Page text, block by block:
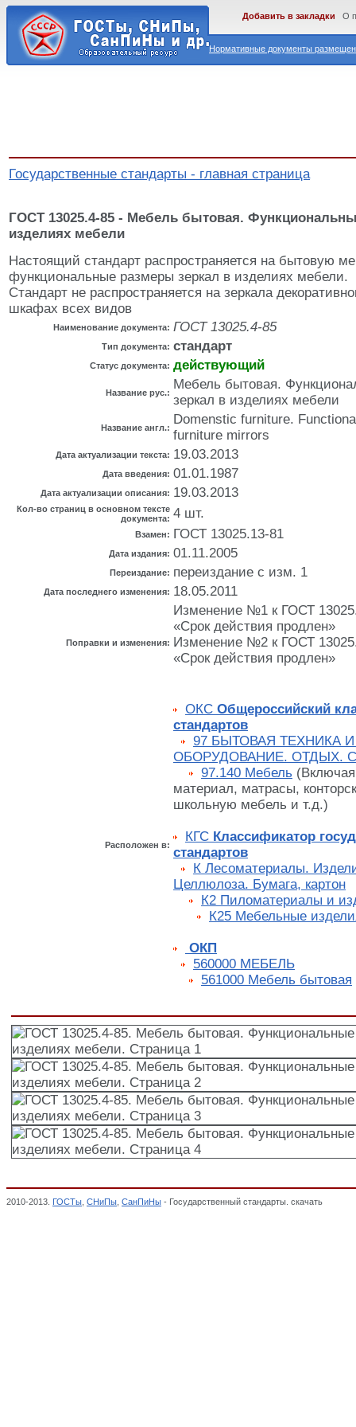
Нормативные документы
Добавить в закладки О
Государственные стандарты - главная страница
ГОСТ 13025.4-85 - Мебель бытовая.
изделиях мебели
Настоящий стандарт распространяется на бытовую
функциональные размеры зеркал в изделиях мебели.
Стандарт не распространяется на зеркала
шкафах всех видов
Наименование документа: ГОСТ 13025.4-85
Тип документа: стандарт
Статус документа: действующий
Название рус.:
Мебель бытовая.
зеркал в изделиях мебели
Название англ.:
Domenstiс furniture.
furniture mirrors
Дата актуализации текста: 19.03.2013
Дата введения: 01.01.1987
Дата актуализации описания: 19.03.2013
Кол-во страниц в основном тексте
документа: 4 шт.
Взамен: ГОСТ 13025.13-81
Дата издания: 01.11.2005
Переиздание: переиздание с изм. 1
Дата последнего изменения: 18.05.2011
Поправки и изменения:
Изменение №1 к ГОСТ
«Срок действия продлен»
Изменение №2 к ГОСТ
«Срок действия продлен»
Расположен в:
ОКС Общероссийский
стандартов
97 БЫТОВАЯ ТЕХНИКА
ОБОРУДОВАНИЕ. ОТДЫХ.
97.140 Мебель
материал, матрасы,
школьную мебель и т.д.)
КГС Классификатор
стандартов
К Лесоматериалы.
Целлюлоза. Бумага, картон
К2 Пиломатериалы и
К25 Мебельные
ОКП
560000 МЕБЕЛЬ
561000 Мебель бытовая
2010-2013. ГОСТы СНиПы СанПиНы - Государственный стандарты. скачать